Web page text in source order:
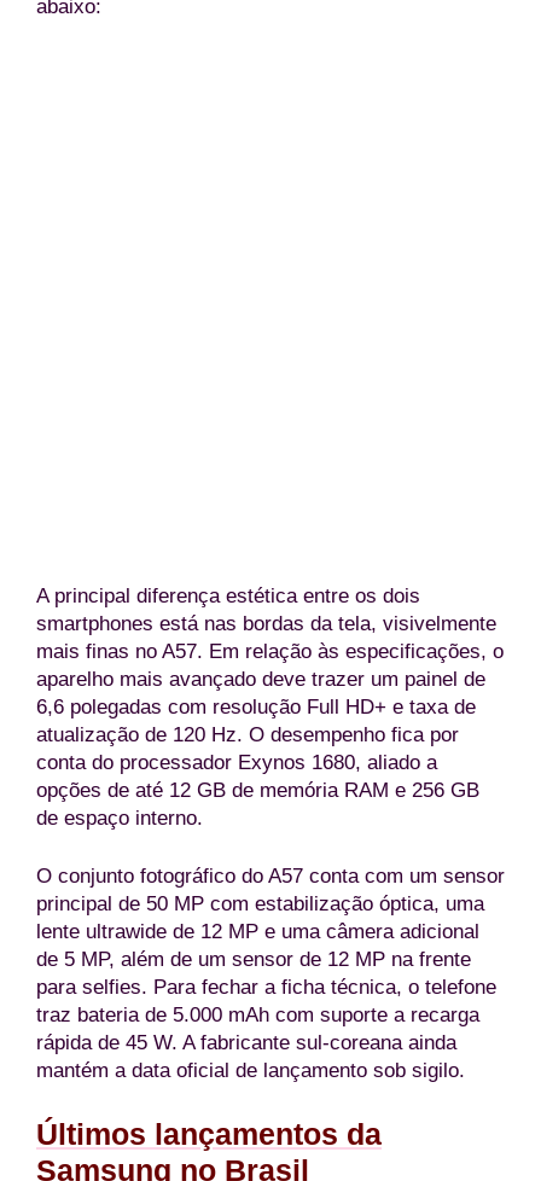
abaixo:
A principal diferença estética entre os dois
smartphones está nas bordas da tela, visivelmente
mais finas no A57. Em relação às especificações, o
aparelho mais avançado deve trazer um painel de
6,6 polegadas com resolução Full HD+ e taxa de
atualização de 120 Hz. O desempenho fica por
conta do processador Exynos 1680, aliado a
opções de até 12 GB de memória RAM e 256 GB
de espaço interno.
O conjunto fotográfico do A57 conta com um sensor
principal de 50 MP com estabilização óptica, uma
lente ultrawide de 12 MP e uma câmera adicional
de 5 MP, além de um sensor de 12 MP na frente
para selfies. Para fechar a ficha técnica, o telefone
traz bateria de 5.000 mAh com suporte a recarga
rápida de 45 W. A fabricante sul-coreana ainda
mantém a data oficial de lançamento sob sigilo.
Últimos lançamentos da
Samsung no Brasil
Tela:AMOLED Dinâmica 2x 7,6" QXGA+, 120 Hz + AMOLED Dinâmica 2X 5,5" FHD+, 120 Hz
Plataforma:Snapdragon 8 Elite Gen 5
RAM/Armazenamento: 12/256 GB, 12/512 GB
Dimensões e peso: 161,4 x 123,9 x 4,5 mm, 201 g
Bateria:4.800 mAh
Câmera:50 MP + 50 MP
Selfie:10 MP; 10 MP
Tela:AMOLED Dinâmica 2x 8" QXGA+, 120 Hz + AMOLED Dinâmica 2X 6,5" FHD+, 120 Hz
Plataforma:Snapdragon 8 Elite Gen 5
RAM/Armazenamento:
Dimensões e peso:158,4 x 143,2 x 4,1 mm, 215 g
Bateria:5.000 mAh
Câmera:200 MP + 50 MP + 10 MP
Selfie:10 MP; 10 MP